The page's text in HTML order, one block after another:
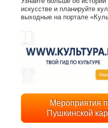
искусстве и планируйте
выходные на портале
Мероприятия
Пушкинской